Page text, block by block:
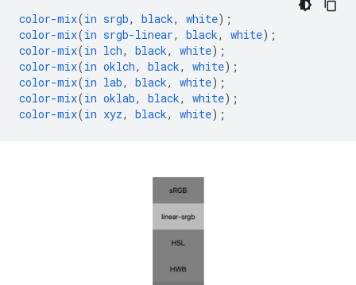
color-mix(in srgb, black, white);
color-mix(in srgb-linear, black, white);
color-mix(in lch, black, white);
color-mix(in oklch, black, white);
color-mix(in lab, black, white);
color-mix(in oklab, black, white);
color-mix(in xyz, black, white);